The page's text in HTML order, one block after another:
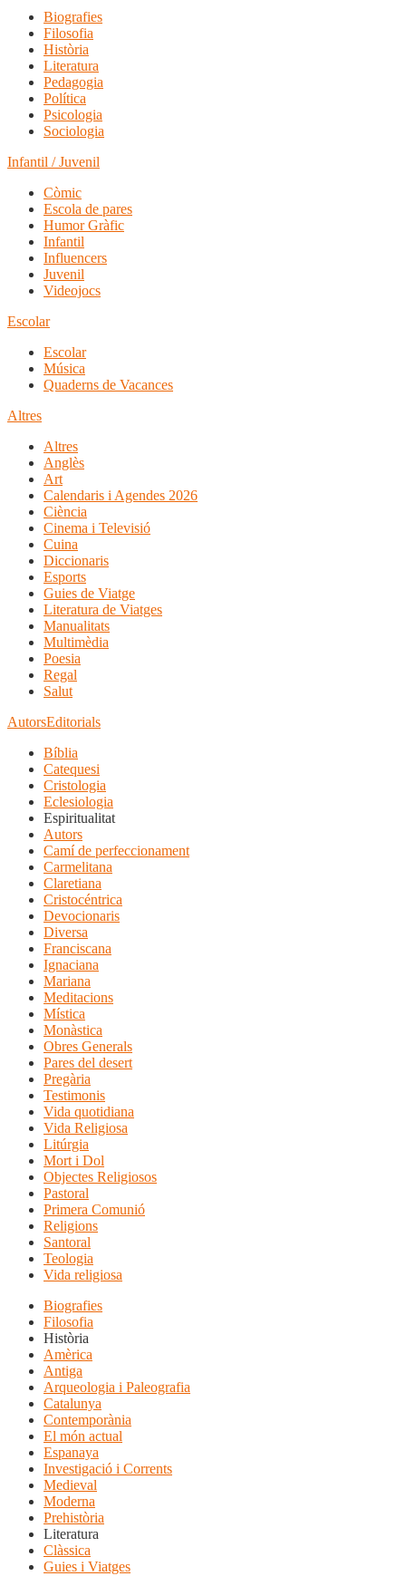
Biografies
Filosofia
Història
Literatura
Pedagogia
Política
Psicologia
Sociologia
Infantil / Juvenil
Còmic
Escola de pares
Humor Gràfic
Infantil
Influencers
Juvenil
Videojocs
Escolar
Escolar
Música
Quaderns de Vacances
Altres
Altres
Anglès
Art
Calendaris i Agendes 2026
Ciència
Cinema i Televisió
Cuina
Diccionaris
Esports
Guies de Viatge
Literatura de Viatges
Manualitats
Multimèdia
Poesia
Regal
Salut
AutorsEditorials
Bíblia
Catequesi
Cristologia
Eclesiologia
Espiritualitat
Autors
Camí de perfeccionament
Carmelitana
Claretiana
Cristocéntrica
Devocionaris
Diversa
Franciscana
Ignaciana
Mariana
Meditacions
Mística
Monàstica
Obres Generals
Pares del desert
Pregària
Testimonis
Vida quotidiana
Vida Religiosa
Litúrgia
Mort i Dol
Objectes Religiosos
Pastoral
Primera Comunió
Religions
Santoral
Teologia
Vida religiosa
Biografies
Filosofia
Història
Amèrica
Antiga
Arqueologia i Paleografia
Catalunya
Contemporània
El món actual
Espanaya
Investigació i Corrents
Medieval
Moderna
Prehistòria
Literatura
Clàssica
Guies i Viatges